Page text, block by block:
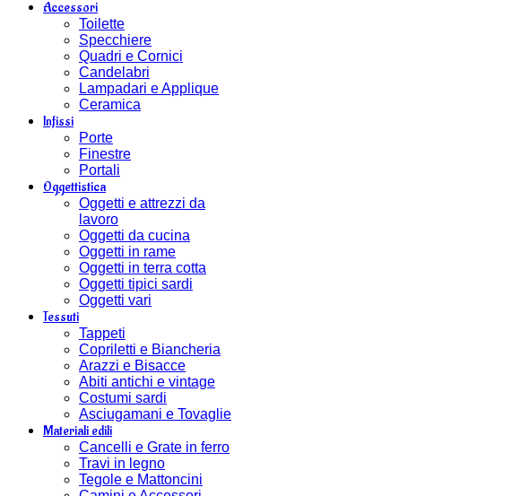
Accessori
Toilette
Specchiere
Quadri e Cornici
Candelabri
Lampadari e Applique
Ceramica
Infissi
Porte
Finestre
Portali
Oggettistica
Oggetti e attrezzi da
lavoro
Oggetti da cucina
Oggetti in rame
Oggetti in terra cotta
Oggetti tipici sardi
Oggetti vari
Tessuti
Tappeti
Copriletti e Biancheria
Arazzi e Bisacce
Abiti antichi e vintage
Costumi sardi
Asciugamani e Tovaglie
Materiali edili
Cancelli e Grate in ferro
Travi in legno
Tegole e Mattoncini